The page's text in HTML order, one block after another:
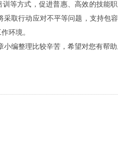
等方式，促进普惠、高效的技能职
取行动应对不平等问题，支持包
环境。
编整理比较辛苦，希望对您有帮助